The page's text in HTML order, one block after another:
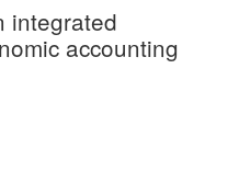
integrated
accounting